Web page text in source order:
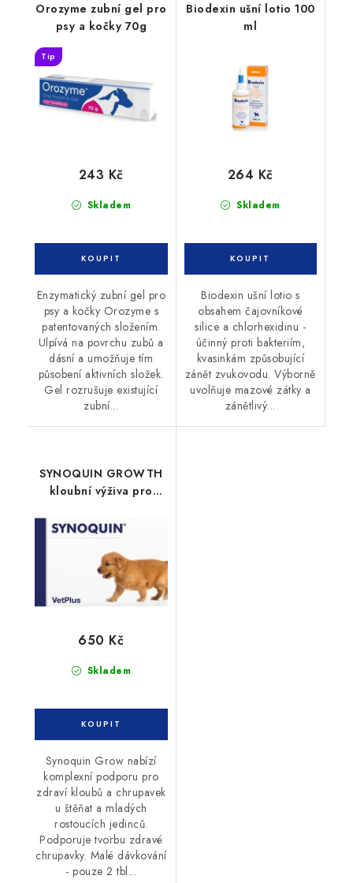
Orozyme zubní gel pro
psy a kočky 70g
Tip
Skladem
243 Kč
Enzymatický zubní gel pro
psy a kočky Orozyme s
patentovaných složením.
Ulpívá na povrchu zubů a
dásní a umožňuje tím
působení aktivních složek.
Gel rozrušuje existující
zubní...
Biodexin ušní lotio 100
ml
Skladem
264 Kč
Biodexin ušní lotio s
obsahem čajovníkové
silice a chlorhexidinu -
účinný proti bakteriím,
kvasinkám způsobující
zánět zvukovodu. Výborně
uvolňuje mazové zátky a
zánětlivý...
SYNOQUIN GROWTH
kloubní výživa pro
Skladem
650 Kč
Synoquin Grow nabízí
komplexní podporu pro
zdraví kloubů a chrupavek
u štěňat a mladých
rostoucích jedinců.
Podporuje tvorbu zdravé
chrupavky. Malé dávkování
- pouze 2 tbl...